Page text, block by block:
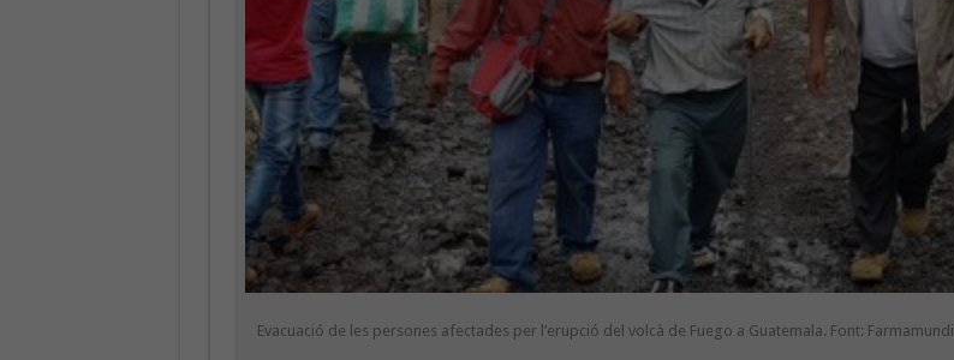
Evacuació de les persones afectades per l’erupció del volcà de Fuego a Guatemala. Font: Farmamundi